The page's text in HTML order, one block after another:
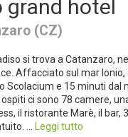
grand hotel
(CZ)
si trova a Catanzaro,
Affacciato sul mar Ionio,
Scolacium e 15 minuti dal
ci sono 78 camere,
il ristorante Marè, il bar,
...
Leggi tutto